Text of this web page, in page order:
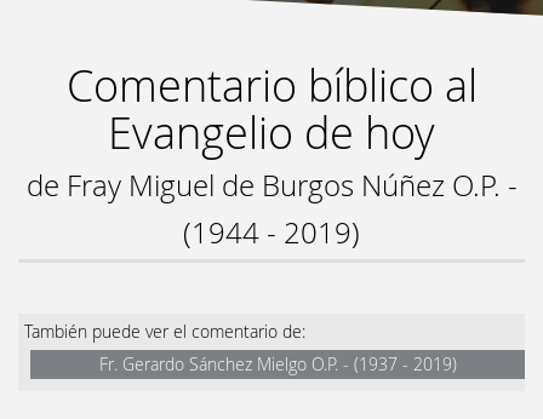
Comentario bíblico al
Evangelio de hoy
de Fray Miguel de Burgos Núñez O.P. -
(1944 - 2019)
También puede ver el comentario de:
Fr. Gerardo Sánchez Mielgo O.P. - (1937 - 2019)